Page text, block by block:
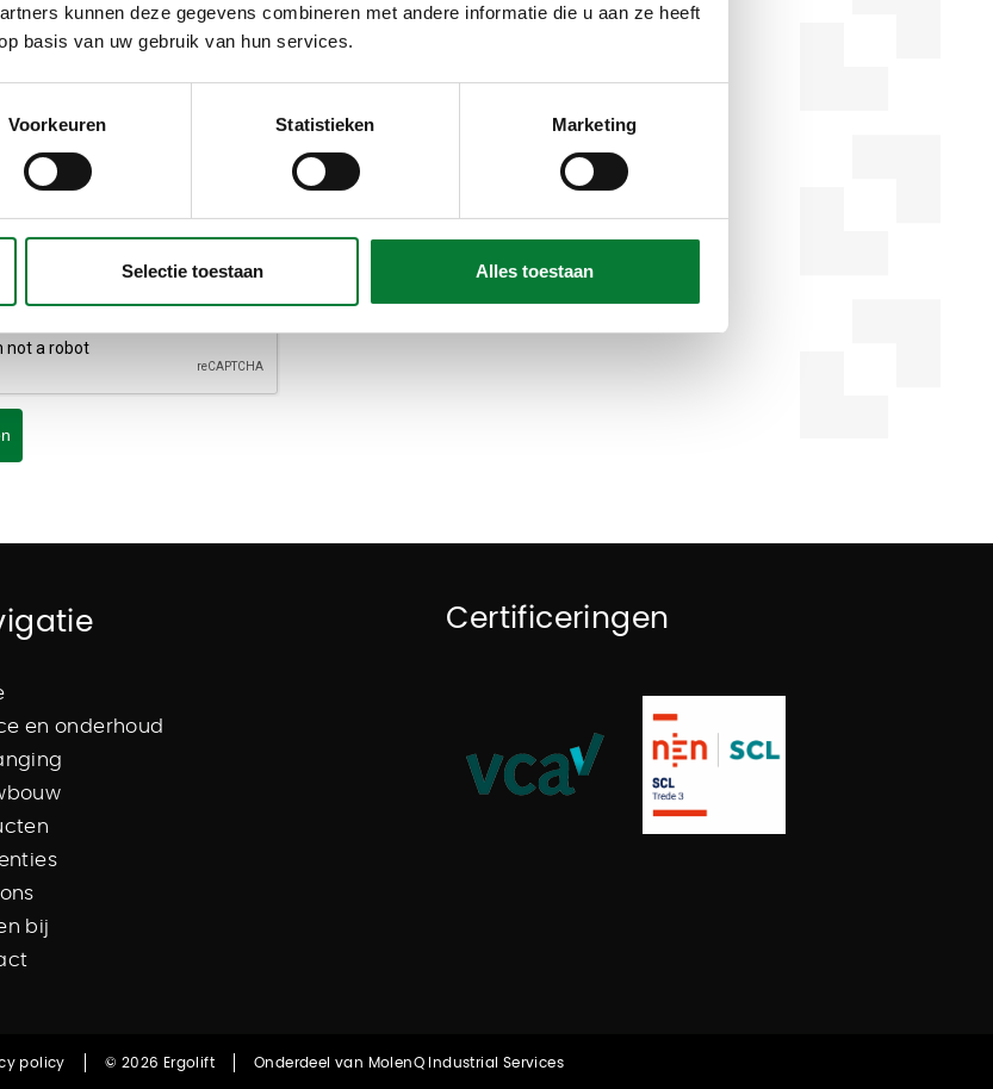
kunnen deze gegevens combineren met andere informatie die u aan ze heeft
basis van uw gebruik van hun services.
Voorkeuren Statistieken Marketing
Selectie toestaan Alles toestaan
akkoord met de Privacy Statement*
en onderhoud
bij
Certificeringen
policy © 2026 Ergolift Onderdeel van MolenQ Industrial Services